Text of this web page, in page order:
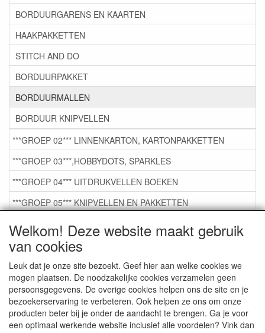
Welkom! Deze website maakt gebruik
van cookies
Leuk dat je onze site bezoekt. Geef hier aan welke cookies we
mogen plaatsen. De noodzakelijke cookies verzamelen geen
persoonsgegevens. De overige cookies helpen ons de site en je
bezoekerservaring te verbeteren. Ook helpen ze ons om onze
producten beter bij je onder de aandacht te brengen. Ga je voor
een optimaal werkende website inclusief alle voordelen? Vink dan
BORDUURGARENS EN KAARTEN
HAAKPAKKETTEN
STITCH AND DO
BORDUURPAKKET
BORDUURMALLEN
BORDUUR KNIPVELLEN
***GROEP 02*** LINNENKARTON, KARTONPAKKETTEN
***GROEP 03***,HOBBYDOTS, SPARKLES
***GROEP 04*** UITDRUKVELLEN BOEKEN
***GROEP 05*** KNIPVELLEN EN PAKKETTEN
***GROEP 06*** TAPE/LIJM SNIJMALLEN STEMPELS
***GROEP 07*** KAARTEN +SCRAP TOEBEHOREN
***GROEP 08*** TEKENEN EN KLEUREN, GELPEN,MARKER
***GROEP 09*** KRALEN EN TOEBEHOREN
***GROEP 10*** WENSKAARTEN MET ENV. €0,75